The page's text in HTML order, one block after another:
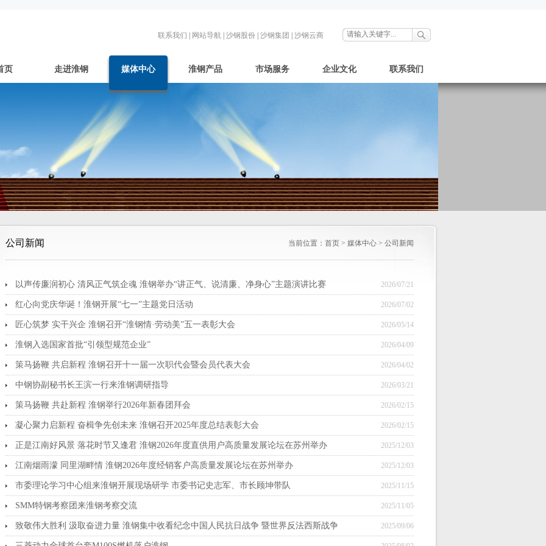
联系我们 网站导航 沙钢股份 沙钢集团 沙钢云商
页 走进淮钢 媒体中心 淮钢产品 市场服务 企业文化 联系我们
当前位置： 首页 > 媒体中心 > 公司新闻
公司新闻
2026/07/21
以声传廉润初心 清风正气筑企魂 淮钢举办“讲正气、说清廉、净身心”主题演讲比赛
2026/07/02
红心向党庆华诞！淮钢开展“七一”主题党日活动
2026/05/14
匠心筑梦 实干兴企 淮钢召开“淮钢情·劳动美”五一表彰大会
2026/04/09
淮钢入选国家首批“引领型规范企业”
2026/04/02
策马扬鞭 共启新程 淮钢召开十一届一次职代会暨会员代表大会
2026/03/21
中钢协副秘书长王滨一行来淮钢调研指导
2026/02/15
策马扬鞭 共赴新程 淮钢举行2026年新春团拜会
2026/02/15
凝心聚力启新程 奋楫争先创未来 淮钢召开2025年度总结表彰大会
2025/12/03
正是江南好风景 落花时节又逢君 淮钢2026年度直供用户高质量发展论坛在苏州举办
2025/12/03
江南烟雨濛 同里湖畔情 淮钢2026年度经销客户高质量发展论坛在苏州举办
2025/11/15
市委理论学习中心组来淮钢开展现场研学 市委书记史志军、市长顾坤带队
2025/11/05
SMM特钢考察团来淮钢考察交流
2025/09/06
致敬伟大胜利 汲取奋进力量 淮钢集中收看纪念中国人民抗日战争 暨世界反法西斯战争